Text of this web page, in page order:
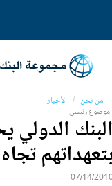
من نحن الأخبار
موضوع رئيسي
الدولي
07/14/